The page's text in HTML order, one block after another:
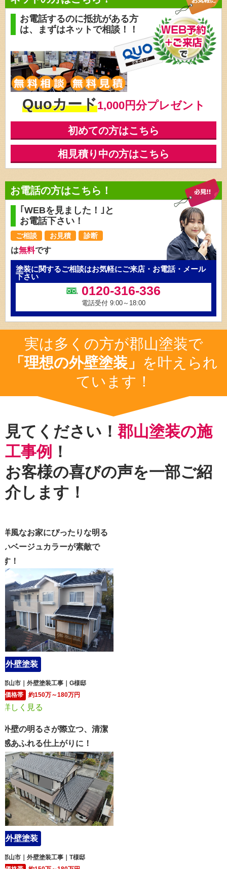
お電話するのに抵抗がある方
は、
まずはネットで相談！！
Quoカード1,000円分プレゼント
初めての方はこちら
相見積り中の方はこちら
お電話の方はこちら！
｢WEBを見ました！｣と
お電話下さい！
ご相談 お見積 診断
は無料です
塗装に関するご相談はお気軽にご来店・お電話・メール
下さい
0120-316-336
電話受付 9:00～18:00
実は多くの方が郡山塗装で
「理想の外壁塗装」 を叶えられ
ています！
見てください！ 郡山塗装の施
工事例 ！
お客様の喜びの声を一部ご紹
介します！
洋風なお家にぴったりな明る
いベージュカラーが素敵で
す！
外壁塗装
郡山市｜外壁塗装工事｜G様邸
価格帯
約150万～180万円
詳しく見る
外壁の明るさが際立つ、清潔
感あふれる仕上がりに！
外壁塗装
郡山市｜外壁塗装工事｜T様邸